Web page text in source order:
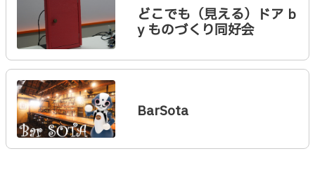
どこでも（見える）ドア b
y ものづくり同好会
BarSota